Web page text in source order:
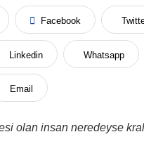
Facebook
Linkedin Whatsapp
Email
olan insan neredeyse